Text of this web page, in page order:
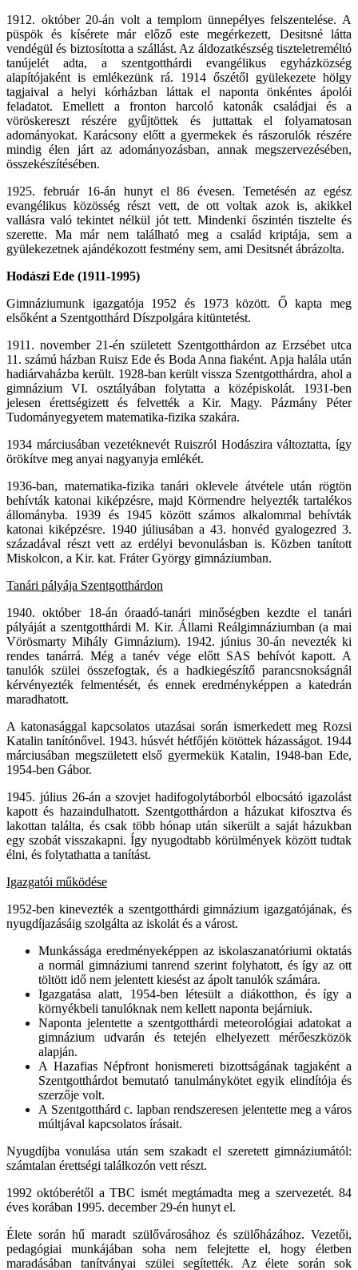
1912. október 20-án volt a templom ünnepélyes felszentelése. A
püspök és kísérete már előző este megérkezett, Desitsné látta
vendégül és biztosította a szállást. Az áldozatkészség tiszteletreméltó
tanújelét adta, a szentgotthárdi evangélikus egyházközség
alapítójaként is emlékezünk rá. 1914 őszétől gyülekezete hölgy
tagjaival a helyi kórházban láttak el naponta önkéntes ápolói
feladatot. Emellett a fronton harcoló katonák családjai és a
vöröskereszt részére gyűjtöttek és juttattak el folyamatosan
adományokat. Karácsony előtt a gyermekek és rászorulók részére
mindig élen járt az adományozásban, annak megszervezésében,
összekészítésében.
1925. február 16-án hunyt el 86 évesen. Temetésén az egész
evangélikus közösség részt vett, de ott voltak azok is, akikkel
vallásra való tekintet nélkül jót tett. Mindenki őszintén tisztelte és
szerette. Ma már nem található meg a család kriptája, sem a
gyülekezetnek ajándékozott festmény sem, ami Desitsnét ábrázolta.
Hodászi Ede (1911-1995)
Gimnáziumunk igazgatója 1952 és 1973 között. Ő kapta meg
elsőként a Szentgotthárd Díszpolgára kitüntetést.
1911. november 21-én született Szentgotthárdon az Erzsébet utca
11. számú házban Ruisz Ede és Boda Anna fiaként. Apja halála után
hadiárvaházba került. 1928-ban került vissza Szentgotthárdra, ahol a
gimnázium VI. osztályában folytatta a középiskolát. 1931-ben
jelesen érettségizett és felvették a Kir. Magy. Pázmány Péter
Tudományegyetem matematika-fizika szakára.
1934 márciusában vezetéknevét Ruiszról Hodászira változtatta, így
örökítve meg anyai nagyanyja emlékét.
1936-ban, matematika-fizika tanári oklevele átvétele után rögtön
behívták katonai kiképzésre, majd Körmendre helyezték tartalékos
állományba. 1939 és 1945 között számos alkalommal behívták
katonai kiképzésre. 1940 júliusában a 43. honvéd gyalogezred 3.
századával részt vett az erdélyi bevonulásban is. Közben tanított
Miskolcon, a Kir. kat. Fráter György gimnáziumban.
Tanári pályája Szentgotthárdon
1940. október 18-án óraadó-tanári minőségben kezdte el tanári
pályáját a szentgotthárdi M. Kir. Állami Reálgimnáziumban (a mai
Vörösmarty Mihály Gimnázium). 1942. június 30-án nevezték ki
rendes tanárrá. Még a tanév vége előtt SAS behívót kapott. A
tanulók szülei összefogtak, és a hadkiegészítő parancsnokságnál
kérvényezték felmentését, és ennek eredményképpen a katedrán
maradhatott.
A katonasággal kapcsolatos utazásai során ismerkedett meg Rozsi
Katalin tanítónővel. 1943. húsvét hétfőjén kötöttek házasságot. 1944
márciusában megszületett első gyermekük Katalin, 1948-ban Ede,
1954-ben Gábor.
1945. július 26-án a szovjet hadifogolytáborból elbocsátó igazolást
kapott és hazaindulhatott. Szentgotthárdon a házukat kifosztva és
lakottan találta, és csak több hónap után sikerült a saját házukban
egy szobát visszakapni. Így nyugodtabb körülmények között tudtak
élni, és folytathatta a tanítást.
Igazgatói működése
1952-ben kinevezték a szentgotthárdi gimnázium igazgatójának, és
nyugdíjazásáig szolgálta az iskolát és a várost.
Munkássága eredményeképpen az iskolaszanatóriumi oktatás
a normál gimnáziumi tanrend szerint folyhatott, és így az ott
töltött idő nem jelentett kiesést az ápolt tanulók számára.
Igazgatása alatt, 1954-ben létesült a diákotthon, és így a
környékbeli tanulóknak nem kellett naponta bejárniuk.
Naponta jelentette a szentgotthárdi meteorológiai adatokat a
gimnázium udvarán és tetején elhelyezett mérőeszközök
alapján.
A Hazafias Népfront honismereti bizottságának tagjaként a
Szentgotthárdot bemutató tanulmánykötet egyik elindítója és
szerzője volt.
A Szentgotthárd c. lapban rendszeresen jelentette meg a város
múltjával kapcsolatos írásait.
Nyugdíjba vonulása után sem szakadt el szeretett gimnáziumától:
számtalan érettségi találkozón vett részt.
1992 októberétől a TBC ismét megtámadta meg a szervezetét. 84
éves korában 1995. december 29-én hunyt el.
Élete során hű maradt szülővárosához és szülőházához. Vezetői,
pedagógiai munkájában soha nem felejtette el, hogy életben
maradásában tanítványai szülei segítették. Az élete során sok